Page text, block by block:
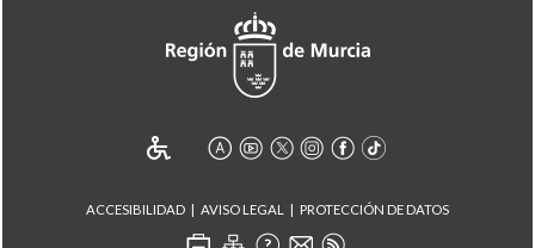
ACCESIBILIDAD AVISO LEGAL PROTECCIÓN DE DATOS